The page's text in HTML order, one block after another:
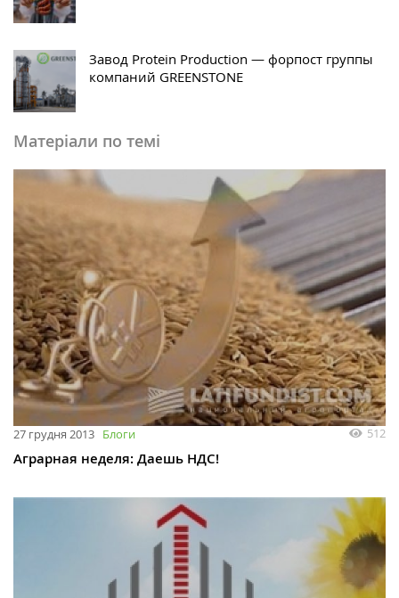
Завод Protein Production — форпост группы
компаний GREENSTONE
Матеріали по темі
27 грудня 2013 Блоги 512
Аграрная неделя: Даешь НДС!